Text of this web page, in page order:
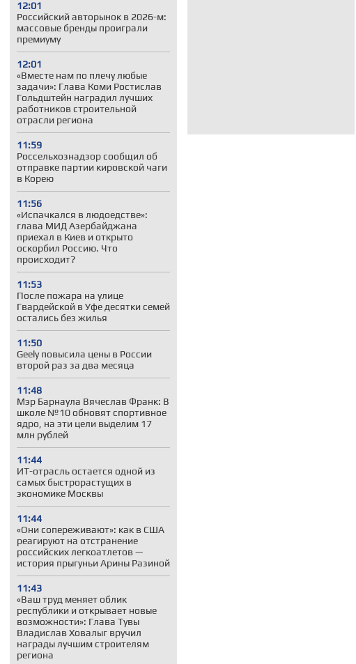
12:01
Российский авторынок в 2026-м:
массовые бренды проиграли
премиуму
12:01
«Вместе нам по плечу любые
задачи»: Глава Коми Ростислав
Гольдштейн наградил лучших
работников строительной
отрасли региона
11:59
Россельхознадзор сообщил об
отправке партии кировской чаги
в Корею
11:56
«Испачкался в людоедстве»:
глава МИД Азербайджана
приехал в Киев и открыто
оскорбил Россию. Что
происходит?
11:53
После пожара на улице
Гвардейской в Уфе десятки семей
остались без жилья
11:50
Geely повысила цены в России
второй раз за два месяца
11:48
Мэр Барнаула Вячеслав Франк: В
школе №10 обновят спортивное
ядро, на эти цели выделим 17
млн рублей
11:44
ИТ-отрасль остается одной из
самых быстрорастущих в
экономике Москвы
11:44
«Они сопереживают»: как в США
реагируют на отстранение
российских легкоатлетов —
история прыгуньи Арины Разиной
11:43
«Ваш труд меняет облик
республики и открывает новые
возможности»: Глава Тувы
Владислав Ховалыг вручил
награды лучшим строителям
региона